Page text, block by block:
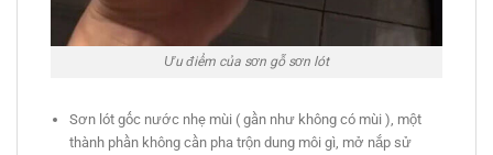
Ưu điểm của sơn gỗ sơn lót
Sơn lót gốc nước nhẹ mùi ( gần như không có mùi ), một
thành phần không cần pha trộn dung môi gì, mở nắp sử